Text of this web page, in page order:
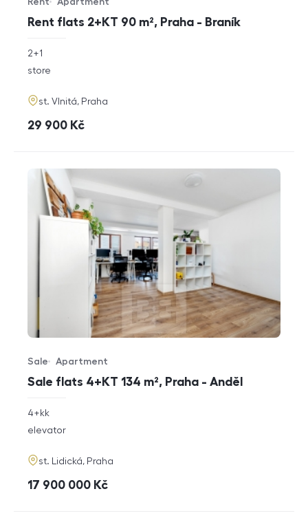
Rent flats 2+KT 90 m², Praha - Braník
Offer type
Property type
rozměry
2+1
funkce
store
adresa
st. Vlnitá, Praha
cena
29 900 Kč
Sale flats 4+KT 134 m², Praha - Anděl
Offer type
Sale
Property type
Apartment
rozměry
disposition
4+kk
funkce
elevator
adresa
st. Lidická, Praha
cena
17 900 000 Kč